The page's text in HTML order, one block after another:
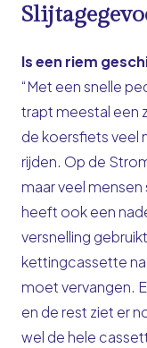
Is een riem
“Met een snelle
trapt meestal een
de koersfiets veel
rijden. Op de
maar veel
heeft ook een
versnelling
kettingcassette
moet vervangen.
en de rest ziet er
wel de hele